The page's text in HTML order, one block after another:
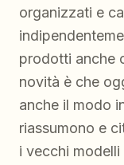
organizzati e
prodotti anche
novità è che
anche il modo
riassumono e
i vecchi